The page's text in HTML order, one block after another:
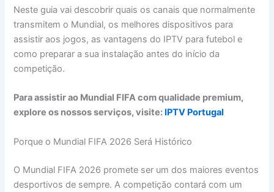
Neste guia vai descobrir quais os canais que normalmente
transmitem o Mundial, os melhores dispositivos para
assistir aos jogos, as vantagens do IPTV para futebol e
como preparar a sua instalação antes do início da
competição.
Para assistir ao Mundial FIFA com qualidade premium,
explore os nossos serviços, visite: IPTV Portugal
Porque o Mundial FIFA 2026 Será Histórico
O Mundial FIFA 2026 promete ser um dos maiores eventos
desportivos de sempre. A competição contará com um